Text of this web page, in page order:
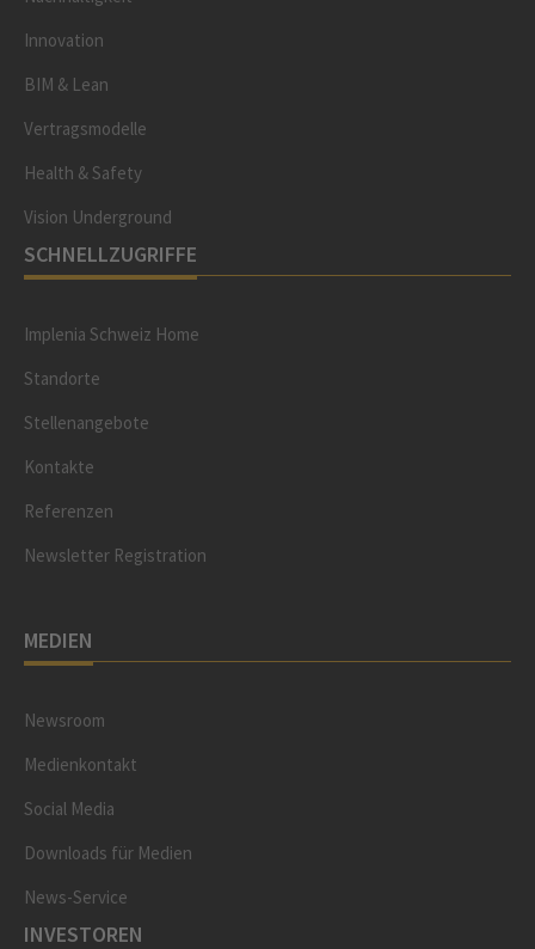
Innovation
BIM & Lean
Vertragsmodelle
Health & Safety
Vision Underground
SCHNELLZUGRIFFE
Implenia Schweiz Home
Standorte
Stellenangebote
Kontakte
Referenzen
Newsletter Registration
MEDIEN
Newsroom
Medienkontakt
Social Media
Downloads für Medien
News-Service
INVESTOREN